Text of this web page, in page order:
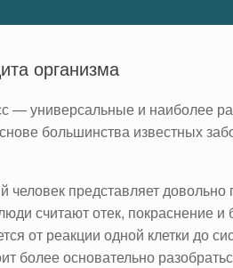
организма
— универсальные и наиболее
большинства известных
представляет довольно
считают отек, покраснение и
от реакции одной клетки до
более основательно